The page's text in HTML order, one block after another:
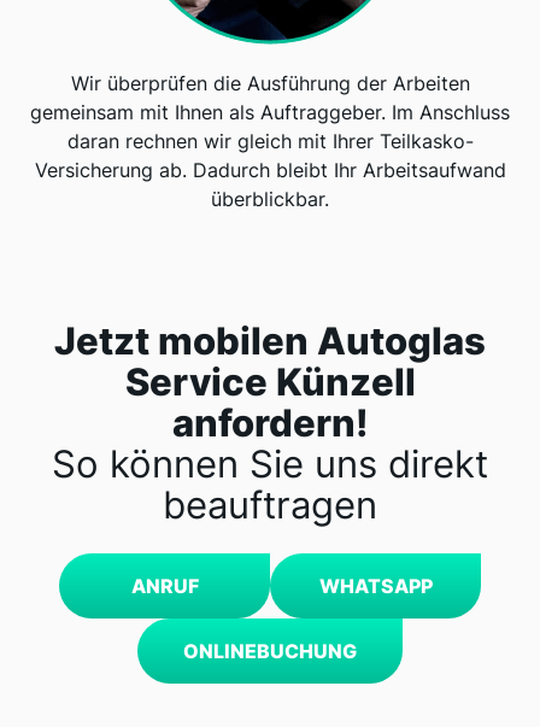
Wir überprüfen die Ausführung der Arbeiten
gemeinsam mit Ihnen als Auftraggeber. Im Anschluss
daran rechnen wir gleich mit Ihrer Teilkasko-
Versicherung ab. Dadurch bleibt Ihr Arbeitsaufwand
überblickbar.
Jetzt mobilen Autoglas
Service Künzell
anfordern!
So können Sie uns direkt
beauftragen
ANRUF WHATSAPP
ONLINEBUCHUNG